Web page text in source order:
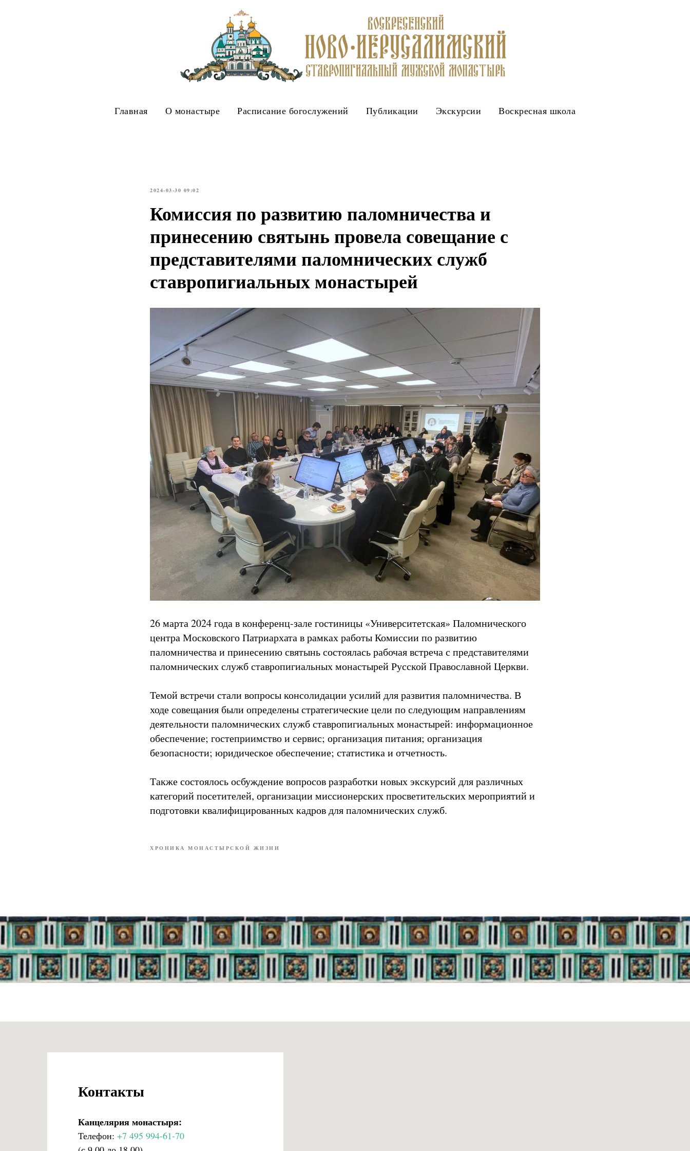
Главная О монастыре Расписание богослужений Публикации Экскурсии Воскресная школа
2024-03-30 09:02
Комиссия по развитию паломничества и
принесению святынь провела совещание с
представителями паломнических служб
ставропигиальных монастырей
26 марта 2024 года в конференц-зале гостиницы «Университетская» Паломнического
центра Московского Патриархата в рамках работы Комиссии по развитию
паломничества и принесению святынь состоялась рабочая встреча с представителями
паломнических служб ставропигиальных монастырей Русской Православной Церкви.
Темой встречи стали вопросы консолидации усилий для развития паломничества. В
ходе совещания были определены стратегические цели по следующим направлениям
деятельности паломнических служб ставропигиальных монастырей: информационное
обеспечение; гостеприимство и сервис; организация питания; организация
безопасности; юридическое обеспечение; статистика и отчетность.
Также состоялось осбуждение вопросов разработки новых экскурсий для различных
категорий посетителей, организации миссионерских просветительских мероприятий и
подготовки квалифицированных кадров для паломнических служб.
ХРОНИКА МОНАСТЫРСКОЙ ЖИЗНИ
Контакты
Канцелярия монастыря:
Телефон: +7 495 994-61-70